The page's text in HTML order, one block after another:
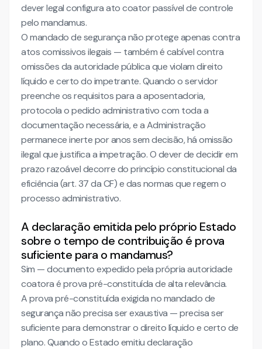
dever legal configura ato coator passível de controle
pelo mandamus.
O mandado de segurança não protege apenas contra
atos comissivos ilegais — também é cabível contra
omissões da autoridade pública que violam direito
líquido e certo do impetrante. Quando o servidor
preenche os requisitos para a aposentadoria,
protocola o pedido administrativo com toda a
documentação necessária, e a Administração
permanece inerte por anos sem decisão, há omissão
ilegal que justifica a impetração. O dever de decidir em
prazo razoável decorre do princípio constitucional da
eficiência (art. 37 da CF) e das normas que regem o
processo administrativo.
A declaração emitida pelo próprio Estado
sobre o tempo de contribuição é prova
suficiente para o mandamus?
Sim — documento expedido pela própria autoridade
coatora é prova pré-constituída de alta relevância.
A prova pré-constituída exigida no mandado de
segurança não precisa ser exaustiva — precisa ser
suficiente para demonstrar o direito líquido e certo de
plano. Quando o Estado emitiu declaração